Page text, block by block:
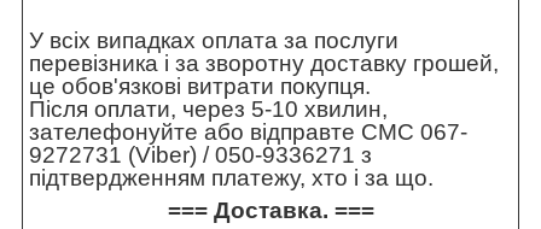
У всіх випадках оплата за послуги
перевізника і за зворотну доставку грошей,
це обов'язкові витрати покупця.
Після оплати, через 5-10 хвилин,
зателефонуйте або відправте СМС 067-
9272731 (Viber) / 050-9336271 з
підтвердженням платежу, хто і за що.
=== Доставка. ===